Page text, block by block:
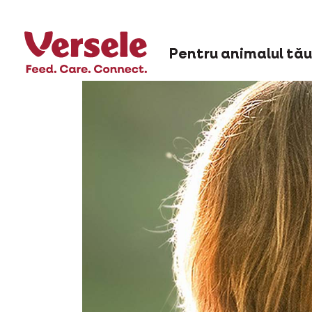
Pentru animalul tău